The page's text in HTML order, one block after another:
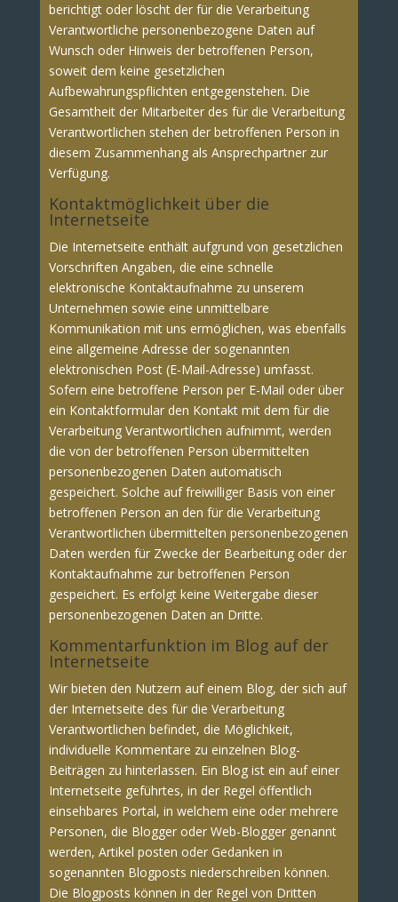
berichtigt oder löscht der für die Verarbeitung
Verantwortliche personenbezogene Daten auf
Wunsch oder Hinweis der betroffenen Person,
soweit dem keine gesetzlichen
Aufbewahrungspflichten entgegenstehen. Die
Gesamtheit der Mitarbeiter des für die Verarbeitung
Verantwortlichen stehen der betroffenen Person in
diesem Zusammenhang als Ansprechpartner zur
Verfügung.
Kontaktmöglichkeit über die
Internetseite
Die Internetseite enthält aufgrund von gesetzlichen
Vorschriften Angaben, die eine schnelle
elektronische Kontaktaufnahme zu unserem
Unternehmen sowie eine unmittelbare
Kommunikation mit uns ermöglichen, was ebenfalls
eine allgemeine Adresse der sogenannten
elektronischen Post (E-Mail-Adresse) umfasst.
Sofern eine betroffene Person per E-Mail oder über
ein Kontaktformular den Kontakt mit dem für die
Verarbeitung Verantwortlichen aufnimmt, werden
die von der betroffenen Person übermittelten
personenbezogenen Daten automatisch
gespeichert. Solche auf freiwilliger Basis von einer
betroffenen Person an den für die Verarbeitung
Verantwortlichen übermittelten personenbezogenen
Daten werden für Zwecke der Bearbeitung oder der
Kontaktaufnahme zur betroffenen Person
gespeichert. Es erfolgt keine Weitergabe dieser
personenbezogenen Daten an Dritte.
Kommentarfunktion im Blog auf der
Internetseite
Wir bieten den Nutzern auf einem Blog, der sich auf
der Internetseite des für die Verarbeitung
Verantwortlichen befindet, die Möglichkeit,
individuelle Kommentare zu einzelnen Blog-
Beiträgen zu hinterlassen. Ein Blog ist ein auf einer
Internetseite geführtes, in der Regel öffentlich
einsehbares Portal, in welchem eine oder mehrere
Personen, die Blogger oder Web-Blogger genannt
werden, Artikel posten oder Gedanken in
sogenannten Blogposts niederschreiben können.
Die Blogposts können in der Regel von Dritten